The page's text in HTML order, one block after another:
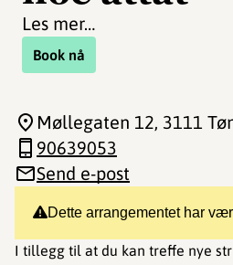
Les mer…
Book nå
Dette arrangementet har
I tillegg til at du kan treffe nye
Møllegaten 12, 3111
90639053
Send e-post